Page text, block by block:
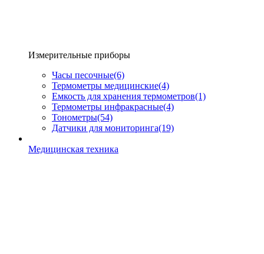
Измерительные приборы
Часы песочные(6)
Термометры медицинские(4)
Емкость для хранения термометров(1)
Термометры инфракрасные(4)
Тонометры(54)
Датчики для мониторинга(19)
Медицинская техника